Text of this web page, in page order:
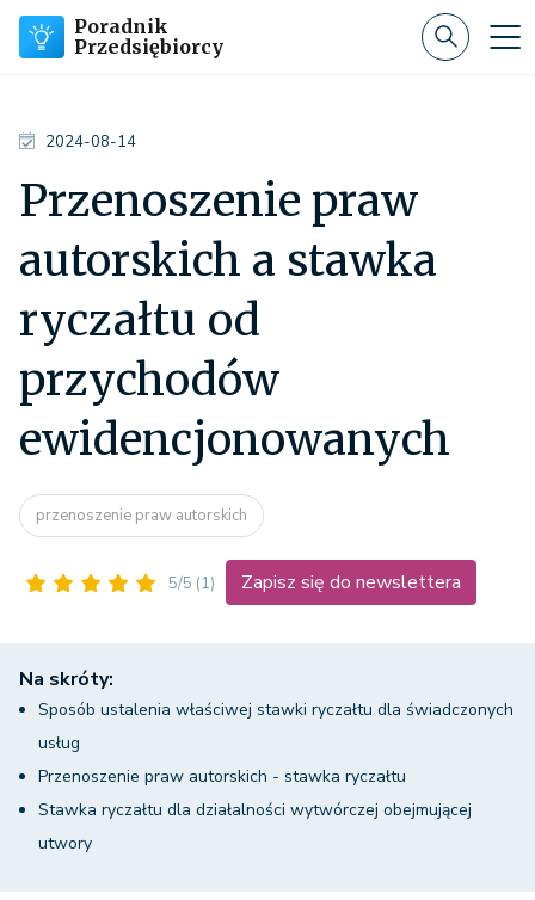
Poradnik
Przedsiębiorcy
2024-08-14
Przenoszenie praw
autorskich a stawka
ryczałtu od
przychodów
ewidencjonowanych
przenoszenie praw autorskich
5/5 (1) Zapisz się do newslettera
Na skróty:
Sposób ustalenia właściwej stawki ryczałtu dla świadczonych
usług
Przenoszenie praw autorskich - stawka ryczałtu
Stawka ryczałtu dla działalności wytwórczej obejmującej
utwory